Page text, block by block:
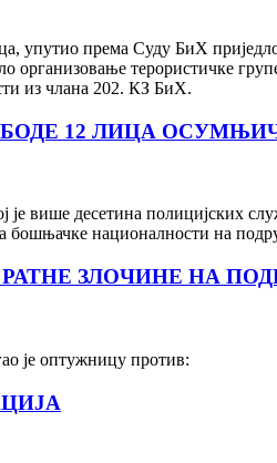
према Суду БиХ
организовање терористичке
из члана 202. КЗ БиХ.
12 ЛИЦА
је више десетина полицијских
националности на
ЗЛОЧИНЕ НА
је оптужницу против: